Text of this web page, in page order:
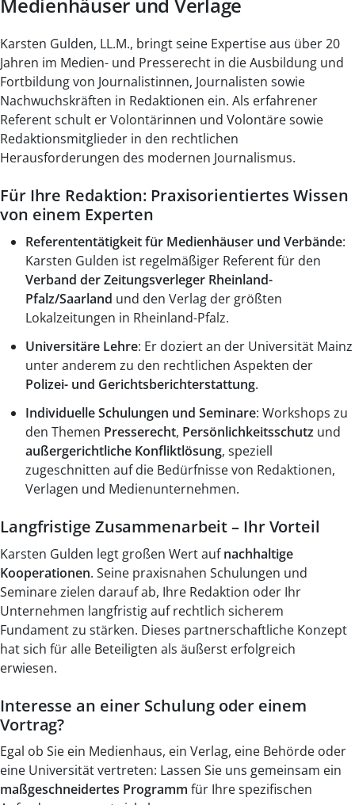
Medienhäuser und Verlage
Karsten Gulden, LL.M., bringt seine Expertise aus über 20
Jahren im Medien- und Presserecht in die Ausbildung und
Fortbildung von Journalistinnen, Journalisten sowie
Nachwuchskräften in Redaktionen ein. Als erfahrener
Referent schult er Volontärinnen und Volontäre sowie
Redaktionsmitglieder in den rechtlichen
Herausforderungen des modernen Journalismus.
Für Ihre Redaktion: Praxisorientiertes Wissen
von einem Experten
Referententätigkeit für Medienhäuser und Verbände:
Karsten Gulden ist regelmäßiger Referent für den
Verband der Zeitungsverleger Rheinland-
Pfalz/Saarland und den Verlag der größten
Lokalzeitungen in Rheinland-Pfalz.
Universitäre Lehre: Er doziert an der Universität Mainz
unter anderem zu den rechtlichen Aspekten der
Polizei- und Gerichtsberichterstattung.
Individuelle Schulungen und Seminare: Workshops zu
den Themen Presserecht, Persönlichkeitsschutz und
außergerichtliche Konfliktlösung, speziell
zugeschnitten auf die Bedürfnisse von Redaktionen,
Verlagen und Medienunternehmen.
Langfristige Zusammenarbeit – Ihr Vorteil
Karsten Gulden legt großen Wert aufnachhaltige
Kooperationen. Seine praxisnahen Schulungen und
Seminare zielen darauf ab, Ihre Redaktion oder Ihr
Unternehmen langfristig auf rechtlich sicherem
Fundament zu stärken. Dieses partnerschaftliche Konzept
hat sich für alle Beteiligten als äußerst erfolgreich
erwiesen.
Interesse an einer Schulung oder einem
Vortrag?
Egal ob Sie ein Medienhaus, ein Verlag, eine Behörde oder
eine Universität vertreten: Lassen Sie uns gemeinsam ein
maßgeschneidertes Programm für Ihre spezifischen